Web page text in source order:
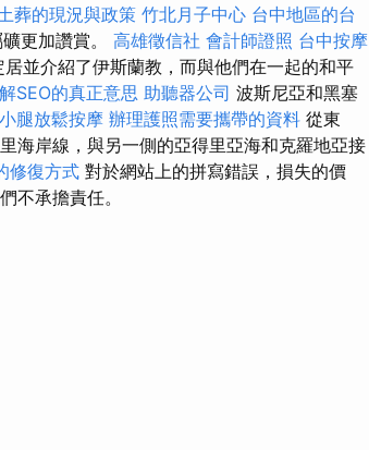
葬的現況與政策 竹北月子中心 台中地區的台
更加讚賞。 高雄徵信社 會計師證照 台中按摩
並介紹了伊斯蘭教，而與他們在一起的和平
SEO的真正意思 助聽器公司 波斯尼亞和黑塞
小腿放鬆按摩 辦理護照需要攜帶的資料 從東
海岸線，與另一側的亞得里亞海和克羅地亞接
修復方式 對於網站上的拼寫錯誤，損失的價
不承擔責任。